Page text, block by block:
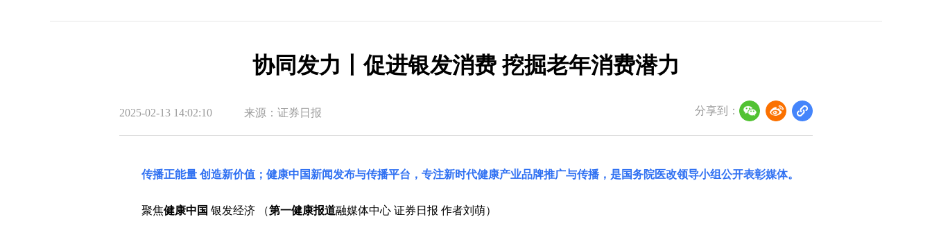
协同发力丨促进银发消费 挖掘老年消费潜力
2025-02-13 14:02:10 来源：证券日报 分享到：
传播正能量 创造新价值；健康中国新闻发布与传播平台，专注新时代健康产业品牌推广与传播，是国务院医改领导小组公开表彰媒体。
聚焦健康中国 银发经济 （第一健康报道融媒体中心 证券日报 作者刘萌）